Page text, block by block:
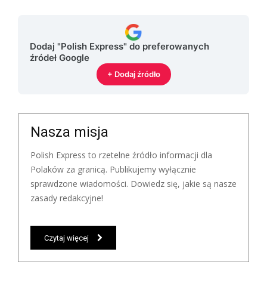
Dodaj "Polish Express" do preferowanych
źródeł Google
+ Dodaj źródło
Nasza misja
Polish Express to rzetelne źródło informacji dla
Polaków za granicą. Publikujemy wyłącznie
sprawdzone wiadomości. Dowiedz się, jakie są nasze
zasady redakcyjne!
Czytaj więcej